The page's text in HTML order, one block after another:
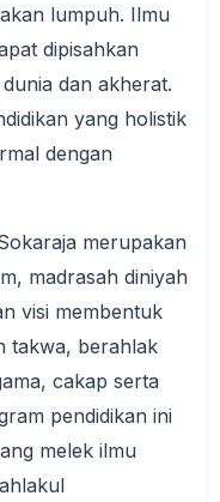
lumpuh. Ilmu
dipisahkan
dan akherat.
yang holistik
dengan
merupakan
madrasah diniyah
visi membentuk
takwa, berahlak
cakap serta
pendidikan ini
melek ilmu